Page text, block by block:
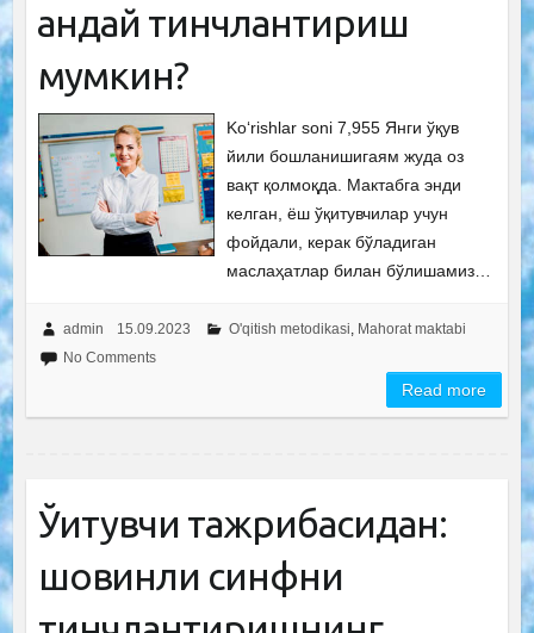
қандай тинчлантириш
мумкин?
Ko‘rishlar soni 7,955 Янги ўқув
йили бошланишигаям жуда оз
вақт қолмоқда. Мактабга энди
келган, ёш ўқитувчилар учун
фойдали, керак бўладиган
маслаҳатлар билан бўлишамиз…
admin 15.09.2023 O'qitish metodikasi, Mahorat maktabi
No Comments
Read more
Ўқитувчи тажрибасидан:
шовқинли синфни